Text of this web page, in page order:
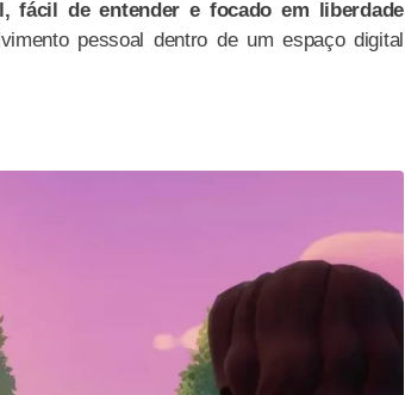
fácil de entender e focado em liberdade
pessoal dentro de um espaço digital